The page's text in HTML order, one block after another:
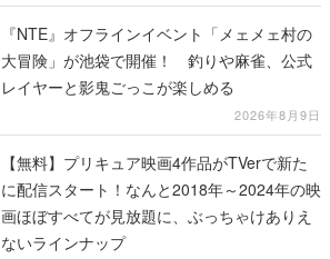
『NTE』オフラインイベント「メェメェ村の
大冒険」が池袋で開催！ 釣りや麻雀、公式
レイヤーと影鬼ごっこが楽しめる
2026年8月9日
【無料】プリキュア映画4作品がTVerで新た
に配信スタート！なんと2018年～2024年の映
画ほぼすべてが見放題に、ぶっちゃけありえ
ないラインナップ